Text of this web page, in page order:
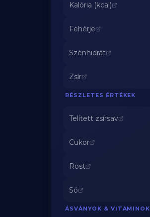
Kalória (kcal)
Fehérje
Szénhidrát
Zsír
RÉSZLETES ÉRTÉKEK
Telített zsírsav
Cukor
Rost
Só
ÁSVÁNYOK & VITAMINOK